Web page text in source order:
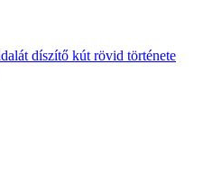
díszítő kút rövid története